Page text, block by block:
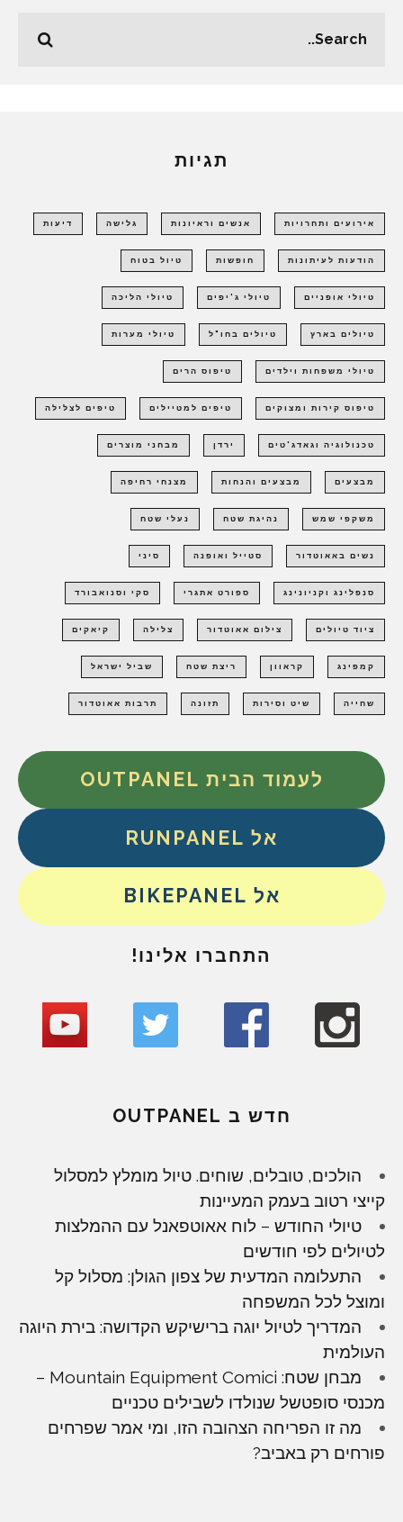
תגיות
אירועים ותחרויות אנשים וראיונות גלישה דיעות
הודעות לעיתונות חופשות טיול בטוח
טיולי אופניים טיולי ג'יפים טיולי הליכה
טיולים בארץ טיולים בחו"ל טיולי מערות
טיולי משפחות וילדים טיפוס הרים
טיפוס קירות ומצוקים טיפים למטיילים טיפים לצלילה
טכנולוגיה וגאדג'טים ירדן מבחני מוצרים
מבצעים מבצעים והנחות מצנחי רחיפה
משקפי שמש נהיגת שטח נעלי שטח
נשים באאוטדור סטייל ואופנה סיני
סנפלינג וקניונינג ספורט אתגרי סקי וסנואבורד
ציוד טיולים צילום אאוטדור צלילה קיאקים
קמפינג קראוון ריצת שטח שביל ישראל
שחייה שיט וסירות תזונה תרבות אאוטדור
לעמוד הבית OUTPANEL
אל RUNPANEL
אל BIKEPANEL
התחברו אלינו!
חדש ב OUTPANEL
הולכים, טובלים, שוחים. טיול מומלץ למסלול
קייצי רטוב בעמק המעיינות
טיולי החודש – לוח אאוטפאנל עם ההמלצות
לטיולים לפי חודשים
התעלומה המדעית של צפון הגולן: מסלול קל
ומוצל לכל המשפחה
המדריך לטיול יוגה ברישיקש הקדושה: בירת היוגה
העולמית
מבחן שטח: Mountain Equipment Comici –
מכנסי סופטשל שנולדו לשבילים טכניים
מה זו הפריחה הצהובה הזו, ומי אמר שפרחים
פורחים רק באביב?